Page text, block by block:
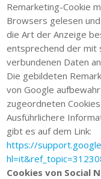
Remarketing-Cookie
Browsers gelesen
die Art der Anzeige
entsprechend der mit
verbundenen Daten
Die gebildeten
von Google
zugeordneten
Ausführlichere
gibt es auf dem Link:
https://
Cookies von Social